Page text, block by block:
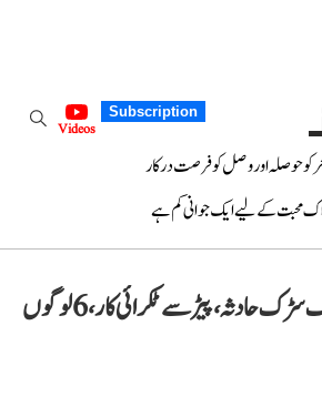
Subscription
Videos
کو حوصلہ اور وصل کو فرصت درکار
محبت کے لیے ایک جوانی کم ہے
یوپی: کشی نگر میں خوفناک سڑک حادثہ، پیڑ سے ٹکرائی کار، 6 لوگوں